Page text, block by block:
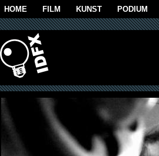
Overslaan en naar de algemene inhoud gaan
HOME FILM KUNST PODIUM